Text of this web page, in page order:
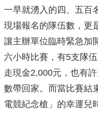
一早就湧入的四、五百
現場報名的隊伍數，更
讓主辦單位臨時緊急加
六小時比賽，有5支隊
走現金2,000元，也有
數帶回家。而當比賽結
電競紀念槍」的幸運兒